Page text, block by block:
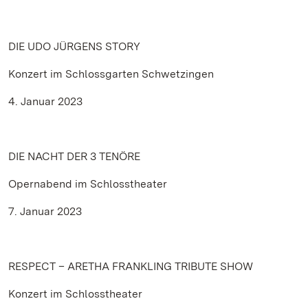
DIE UDO JÜRGENS STORY
Konzert im Schlossgarten Schwetzingen
4. Januar 2023
DIE NACHT DER 3 TENÖRE
Opernabend im Schlosstheater
7. Januar 2023
RESPECT – ARETHA FRANKLING TRIBUTE SHOW
Konzert im Schlosstheater